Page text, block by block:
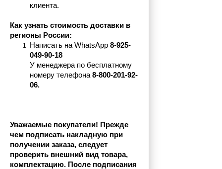
клиента.
Как узнать стоимость доставки в
регионы России:
Написать на WhatsApp 8-925-
049-90-18
У менеджера по бесплатному
номеру телефона 8-800-201-92-
06.
Уважаемые покупатели! Прежде
чем подписать накладную при
получении заказа, следует
проверить внешний вид товара,
комплектацию. После подписания